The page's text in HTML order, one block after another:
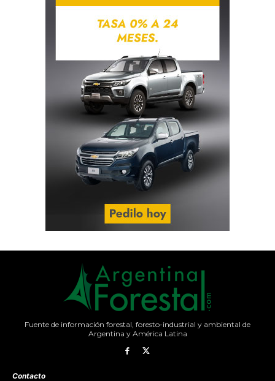
Fuente de información forestal, foresto-industrial y ambiental de
Argentina y América Latina
Contacto